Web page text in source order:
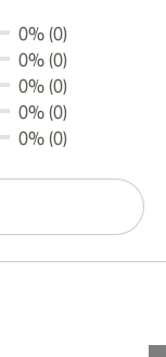
0% (0)
0% (0)
0% (0)
0% (0)
0% (0)